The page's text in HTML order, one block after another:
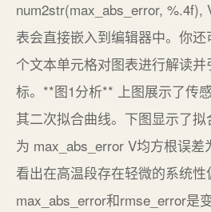
num2str(max_abs_error, %.4f),
表会直接嵌入到编辑器中。你
个文本单元格对图表进行解读
标。**图1分析** 上图展示了传
其二次拟合曲线。下图显示了
为 max_abs_error V均方根误
看出在高温段存在轻微的系统
max_abs_error和rmse_error是